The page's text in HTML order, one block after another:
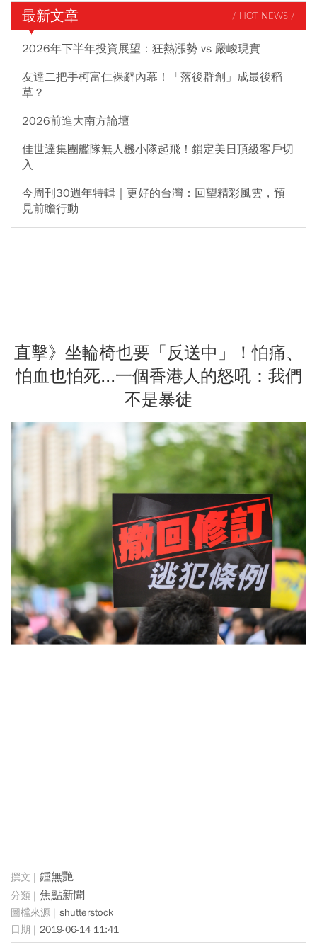
最新文章 / HOT NEWS /
2026年下半年投資展望：狂熱漲勢 vs 嚴峻現實
友達二把手柯富仁裸辭內幕！「落後群創」成最後稻
草？
2026前進大南方論壇
佳世達集團艦隊無人機小隊起飛！鎖定美日頂級客戶切
入
今周刊30週年特輯｜更好的台灣：回望精彩風雲，預
見前瞻行動
直擊》坐輪椅也要「反送中」！怕痛、
怕血也怕死...一個香港人的怒吼：我們
不是暴徒
鍾無艷
焦點新聞
shutterstock
2019-06-14 11:41